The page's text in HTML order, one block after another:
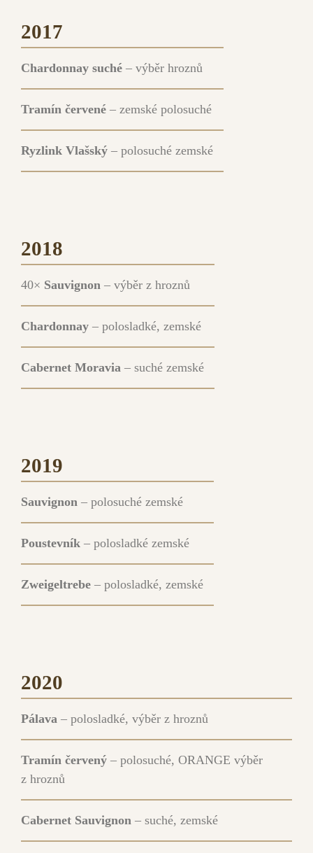
2017
Chardonnay suché– výběr hroznů
Tramín červené– zemské polosuché
Ryzlink Vlašský– polosuché zemské
2018
40× Sauvignon – výběr z hroznů
Chardonnay– polosladké, zemské
Cabernet Moravia – suché zemské
2019
Sauvignon – polosuché zemské
Poustevník – polosladké zemské
Zweigeltrebe – polosladké, zemské
2020
Pálava – polosladké, výběr z hroznů
Tramín červený– polosuché, ORANGE výběr
z hroznů
Cabernet Sauvignon – suché, zemské